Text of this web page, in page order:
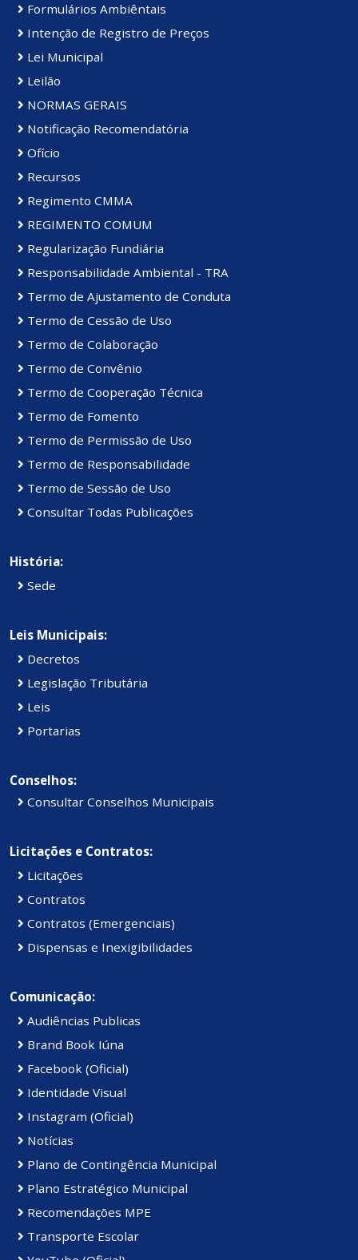
Formulários Ambiêntais
Intenção de Registro de Preços
Lei Municipal
Leilão
NORMAS GERAIS
Notificação Recomendatória
Ofício
Recursos
Regimento CMMA
REGIMENTO COMUM
Regularização Fundiária
Responsabilidade Ambiental - TRA
Termo de Ajustamento de Conduta
Termo de Cessão de Uso
Termo de Colaboração
Termo de Convênio
Termo de Cooperação Técnica
Termo de Fomento
Termo de Permissão de Uso
Termo de Responsabilidade
Termo de Sessão de Uso
Consultar Todas Publicações
História:
Sede
Leis Municipais:
Decretos
Legislação Tributária
Leis
Portarias
Conselhos:
Consultar Conselhos Municipais
Licitações e Contratos:
Licitações
Contratos
Contratos (Emergenciais)
Dispensas e Inexigibilidades
Comunicação:
Audiências Publicas
Brand Book Iúna
Facebook (Oficial)
Identidade Visual
Instagram (Oficial)
Notícias
Plano de Contingência Municipal
Plano Estratégico Municipal
Recomendações MPE
Transporte Escolar